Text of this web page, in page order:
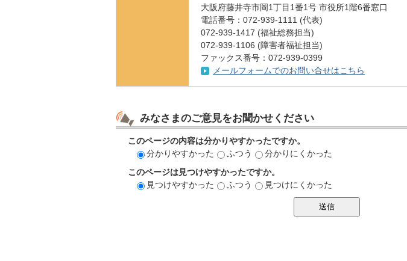
大阪府藤井寺市岡1丁目1番1号 市役所1階6番窓口
電話番号：072-939-1111 (代表)
072-939-1417 (福祉総務担当)
072-939-1106 (障害者福祉担当)
ファックス番号：072-939-0399
メールフォームでのお問い合せはこちら
みなさまのご意見をお聞かせください
このページの内容は分かりやすかったですか。
分かりやすかった
ふつう
分かりにくかった
このページは見つけやすかったですか。
見つけやすかった
ふつう 見つけにくかった